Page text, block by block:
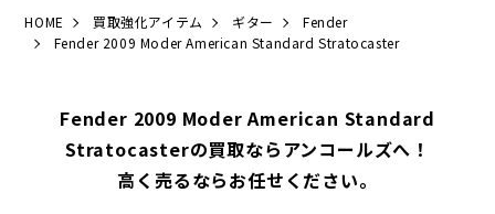
HOME 買取強化アイテム ギター
Fender
Fender 2009 Moder American Standard Stratocaster
Fender 2009 Moder American Standard
Stratocasterの買取ならアンコールズへ！
高く売るならお任せください。